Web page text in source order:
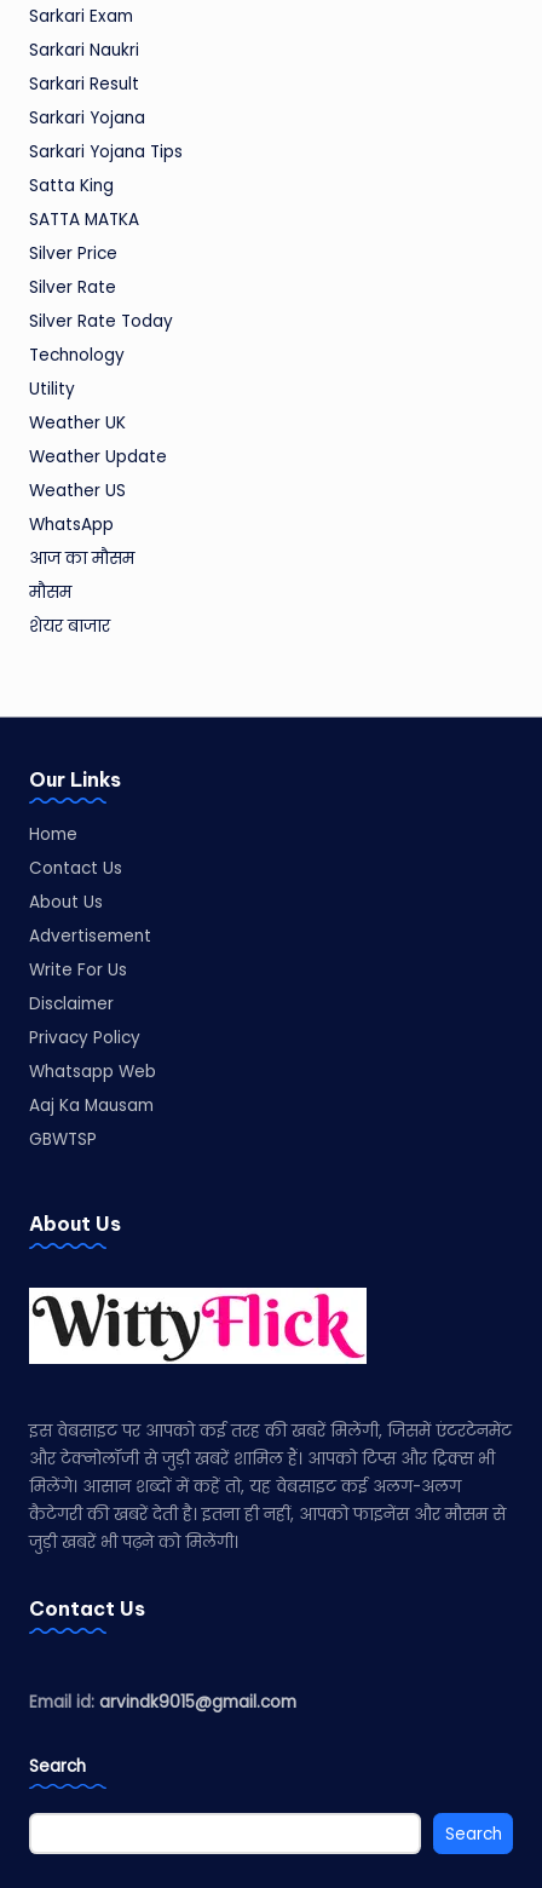
Sarkari Exam
Sarkari Naukri
Sarkari Result
Sarkari Yojana
Sarkari Yojana Tips
Satta King
SATTA MATKA
Silver Price
Silver Rate
Silver Rate Today
Technology
Utility
Weather UK
Weather Update
Weather US
WhatsApp
आज का मौसम
मौसम
शेयर बाजार
Our Links
Home
Contact Us
About Us
Advertisement
Write For Us
Disclaimer
Privacy Policy
Whatsapp Web
Aaj Ka Mausam
GBWTSP
About Us
इस वेबसाइट पर आपको कई तरह की खबरें मिलेंगी, जिसमें एंटरटेनमेंट
और टेक्नोलॉजी से जुड़ी खबरें शामिल हैं। आपको टिप्स और ट्रिक्स भी
मिलेंगे। आसान शब्दों में कहें तो, यह वेबसाइट कई अलग-अलग
कैटेगरी की खबरें देती है। इतना ही नहीं, आपको फाइनेंस और मौसम से
जुड़ी खबरें भी पढ़ने को मिलेंगी।
Contact Us
Email id: arvindk9015@gmail.com
Search
Search